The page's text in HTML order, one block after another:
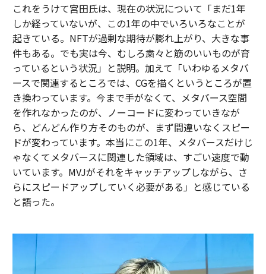
これをうけて宮田氏は、現在の状況について「まだ1年
しか経っていないが、この1年の中でいろいろなことが
起きている。NFTが過剰な期待が膨れ上がり、大きな事
件もある。でも実は今、むしろ粛々と筋のいいものが育
っているという状況」と説明。加えて「いわゆるメタバ
ースで関連するところでは、CGを描くというところが置
き換わっています。今まで手がなくて、メタバース空間
を作れなかったのが、ノーコードに変わっていきなが
ら、どんどん作り方そのものが、まず間違いなくスピー
ドが変わっています。本当にこの1年、メタバースだけじ
ゃなくてメタバースに関連した領域は、すごい速度で動
いています。MVJがそれをキャッチアップしながら、さ
らにスピードアップしていく必要がある」と感じている
と語った。